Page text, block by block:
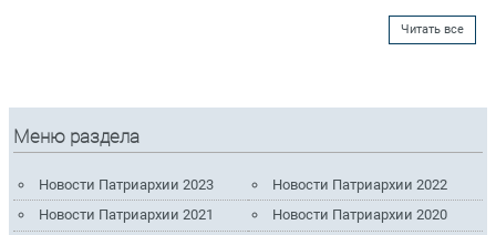
Читать все
Меню раздела
Новости Патриархии 2023
Новости Патриархии 2022
Новости Патриархии 2021
Новости Патриархии 2020